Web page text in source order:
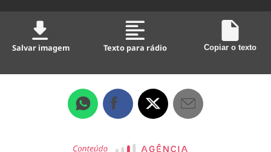
Salvar imagem Texto para rádio Copiar o texto